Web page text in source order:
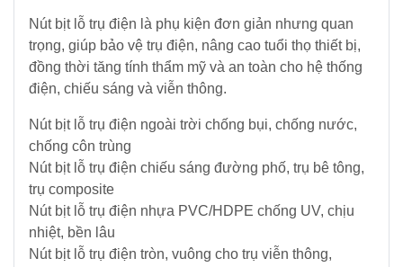
Nút bịt lỗ trụ điện là phụ kiện đơn giản nhưng quan
trọng, giúp bảo vệ trụ điện, nâng cao tuổi thọ thiết bị,
đồng thời tăng tính thẩm mỹ và an toàn cho hệ thống
điện, chiếu sáng và viễn thông.
Nút bịt lỗ trụ điện ngoài trời chống bụi, chống nước,
chống côn trùng
Nút bịt lỗ trụ điện chiếu sáng đường phố, trụ bê tông,
trụ composite
Nút bịt lỗ trụ điện nhựa PVC/HDPE chống UV, chịu
nhiệt, bền lâu
Nút bịt lỗ trụ điện tròn, vuông cho trụ viễn thông,